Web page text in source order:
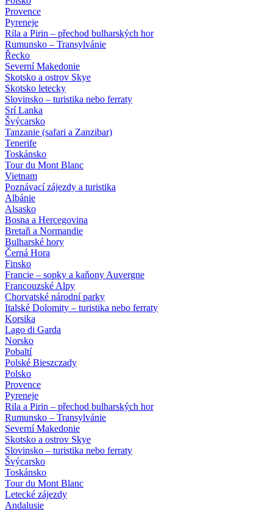
Provence
Pyreneje
Rila a Pirin – přechod bulharských hor
Rumunsko – Transylvánie
Řecko
Severní Makedonie
Skotsko a ostrov Skye
Skotsko letecky
Slovinsko – turistika nebo ferraty
Srí Lanka
Švýcarsko
Tanzanie (safari a Zanzibar)
Tenerife
Toskánsko
Tour du Mont Blanc
Vietnam
Poznávací zájezdy a turistika
Albánie
Alsasko
Bosna a Hercegovina
Bretaň a Normandie
Bulharské hory
Černá Hora
Finsko
Francie – sopky a kaňony Auvergne
Francouzské Alpy
Chorvatské národní parky
Italské Dolomity – turistika nebo ferraty
Korsika
Lago di Garda
Norsko
Pobaltí
Polské Bieszczady
Polsko
Provence
Pyreneje
Rila a Pirin – přechod bulharských hor
Rumunsko – Transylvánie
Severní Makedonie
Skotsko a ostrov Skye
Slovinsko – turistika nebo ferraty
Švýcarsko
Toskánsko
Tour du Mont Blanc
Letecké zájezdy
Andalusie